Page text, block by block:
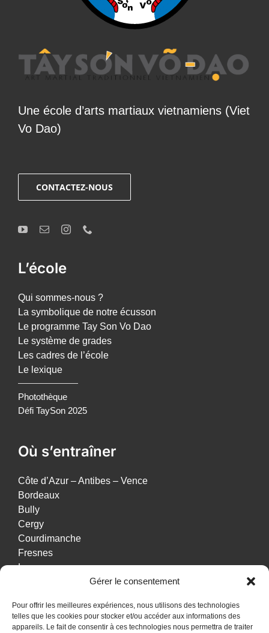
Gérer le consentement
Pour offrir les meilleures expériences, nous utilisons des technologies
telles que les cookies pour stocker et/ou accéder aux informations des
appareils. Le fait de consentir à ces technologies nous permettra de traiter
Une école d’arts martiaux vietnamiens (Viet
Vo Dao)
CONTACTEZ-NOUS
L’école
Qui sommes-nous ?
La symbolique de notre écusson
Le programme Tay Son Vo Dao
Le système de grades
Les cadres de l’école
Le lexique
Photothèque
Défi TaySon 2025
Où s’entraîner
Côte d’Azur – Antibes – Vence
Bordeaux
Bully
Cergy
Courdimanche
Fresnes
Lyon
Paris 75015 – Dojo de grenelle
Pontoise
Vauréal